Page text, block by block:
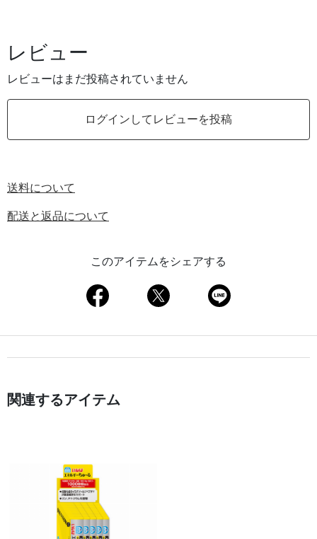
レビュー
レビューはまだ投稿されていません
ログインしてレビューを投稿
送料について
配送と返品について
このアイテムをシェアする
関連するアイテム